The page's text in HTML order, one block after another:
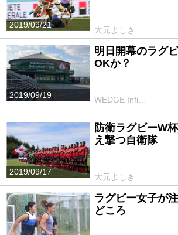
2019/09/21
大元よしき
2019/09/19
明日開幕のラグ
OKか？
WEDGE Infi…
2019/09/17
防衛ラグビーW
え撃つ自衛隊
大元よしき
ラグビー女子が
どころ